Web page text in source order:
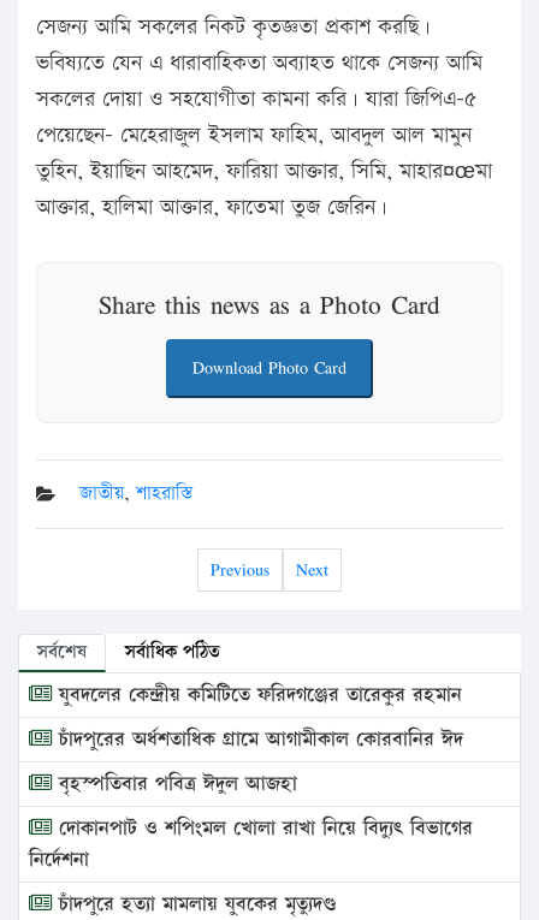
সেজন্য আমি সকলের নিকট কৃতজ্ঞতা প্রকাশ করছি।
ভবিষ্যতে যেন এ ধারাবাহিকতা অব্যাহত থাকে সেজন্য আমি
সকলের দোয়া ও সহযোগীতা কামনা করি। যারা জিপিএ-৫
পেয়েছেন- মেহেরাজুল ইসলাম ফাহিম, আবদুল আল মামুন
তুহিন, ইয়াছিন আহমেদ, ফারিয়া আক্তার, সিমি, মাহার¤œমা
আক্তার, হালিমা আক্তার, ফাতেমা তুজ জেরিন।
Share this news as a Photo Card
Download Photo Card
জাতীয়,শাহরাস্তি
Previous Next
সর্বশেষ সর্বাধিক পঠিত
যুবদলের কেন্দ্রীয় কমিটিতে ফরিদগঞ্জের তারেকুর রহমান
চাঁদপুরের অর্ধশতাধিক গ্রামে আগামীকাল কোরবানির ঈদ
বৃহস্পতিবার পবিত্র ঈদুল আজহা
দোকানপাট ও শপিংমল খোলা রাখা নিয়ে বিদ্যুৎ বিভাগের
নির্দেশনা
চাঁদপুরে হত্যা মামলায় যুবকের মৃত্যুদণ্ড